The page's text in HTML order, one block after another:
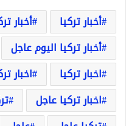
أخبار تركيا
أخبار
أخبار تركيا اليوم عاجل
اخبار تركيا
اخبار
اخبار تركيا عاجل